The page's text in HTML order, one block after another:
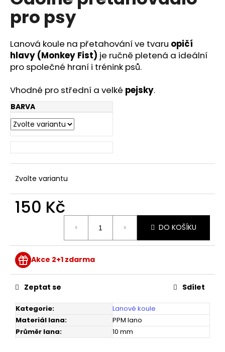
5
hvězdiček.
pro psy
Lanová koule na přetahování ve tvaru opičí
hlavy (Monkey Fist) je ručně pletená a ideální
pro společné hraní i trénink psů.
Vhodné pro střední a velké pejsky.
BARVA
Zvolte variantu
150 Kč
DO KOŠÍKU
Akce 2+1 zdarma
Kategorie:
Lanové koule
Materiál lana:
PPM lano
Průměr lana: 10 mm
Zeptat se Sdílet
a
j
í
t
?
D
p
o
j
e
m
e
VODĚODOLNÁ
GRAVÍROVANÁ
JMENOVKA